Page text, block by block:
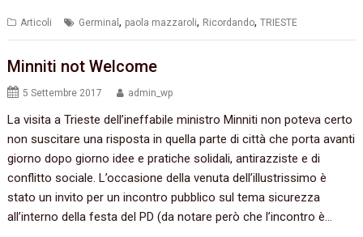
Articoli Germinal, paola mazzaroli, Ricordando,TRIESTE
Minniti not Welcome
5 Settembre 2017 admin_wp
La visita a Trieste dell’ineffabile ministro Minniti non poteva certo
non suscitare una risposta in quella parte di città che porta avanti
giorno dopo giorno idee e pratiche solidali, antirazziste e di
conflitto sociale. L’occasione della venuta dell’illustrissimo è
stato un invito per un incontro pubblico sul tema sicurezza
all’interno della festa del PD (da notare però che l’incontro è…